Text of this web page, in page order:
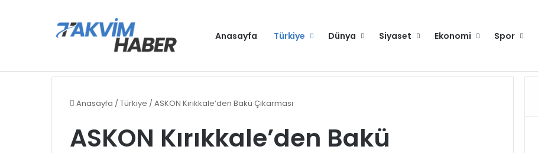
Anasayfa Türkiye Dünya Siyaset Ekonomi Spor
Antalya, D8 Yılın Turizm Şehri seçildi
Anasayfa /Türkiye /ASKON Kırıkkale’den Bakü Çıkarması
ASKON Kırıkkale’den Bakü